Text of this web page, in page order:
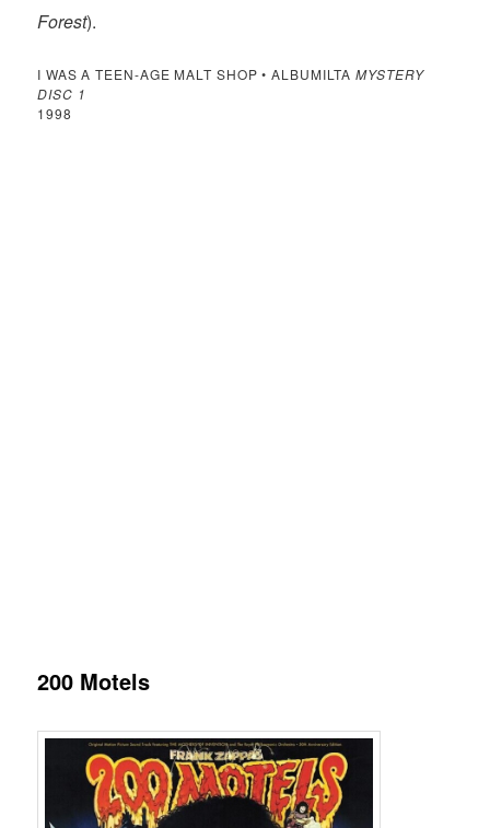
Forest).
I WAS A TEEN-AGE MALT SHOP • ALBUMILTAMYSTERY
DISC 1
1998
200 Motels